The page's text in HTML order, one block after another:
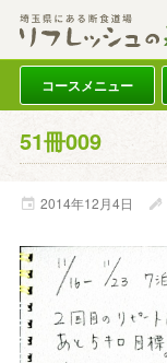
コースメニュー
51冊009
2014年12月4日